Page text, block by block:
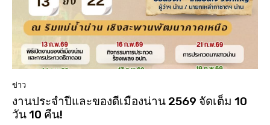
ข่าว
งานประจำปีและของดีเมืองน่าน 2569 จัดเต็ม 10
วัน 10 คืน!